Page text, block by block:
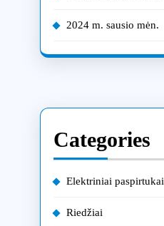
2024 m. sausio mėn.
Categories
Elektriniai paspirtukai
Riedžiai